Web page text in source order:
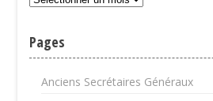
Pages
Anciens Secrétaires Généraux